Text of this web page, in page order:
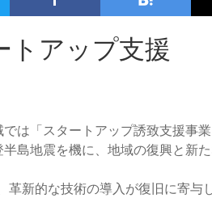
トアップ支援
は「スタートアップ誘致支援事
島地震を機に、地域の復興と新
革新的な技術の導入が復旧に寄与